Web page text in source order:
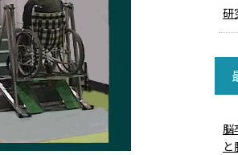
研
脳